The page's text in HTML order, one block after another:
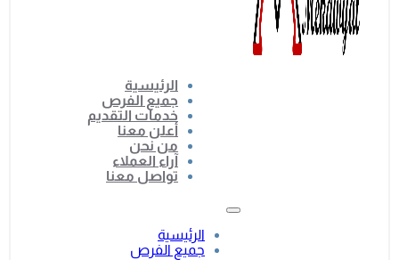
الرئيسية
جميع الفرص
خدمات التقديم
أعلن معنا
من نحن
آراء العملاء
تواصل معنا
الرئيسية
جميع الفرص